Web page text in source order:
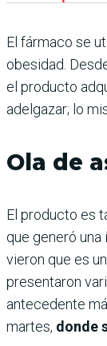
El fármaco se
obesidad.
el producto
adelgazar; lo
Ola de
El producto es
que generó
vieron que es
presentaron
antecedente
martes, donde